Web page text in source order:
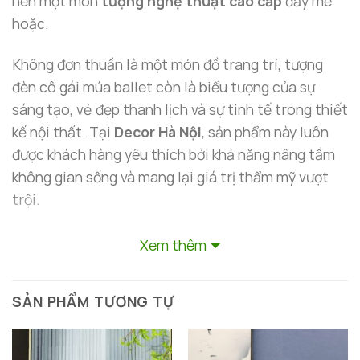
hoặc.
Không đơn thuần là một món đồ trang trí, tượng
đèn cô gái múa ballet còn là biểu tượng của sự
sáng tạo, vẻ đẹp thanh lịch và sự tinh tế trong thiết
kế nội thất. Tại Decor Hà Nội, sản phẩm này luôn
được khách hàng yêu thích bởi khả năng nâng tầm
không gian sống và mang lại giá trị thẩm mỹ vượt
trội.
Xem thêm
SẢN PHẨM TƯƠNG TỰ